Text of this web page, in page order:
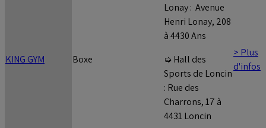
KING GYM Boxe
Lonay : Avenue
Henri Lonay, 208
à 4430 Ans
➭ Hall des
Sports de Loncin
: Rue des
Charrons, 17 à
4431 Loncin
> Plus
d'infos